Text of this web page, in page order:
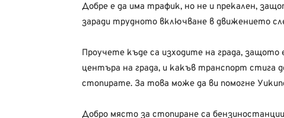
Добре е да има трафик, но не и прекален,
заради трудното включване в движението
Проучете къде са изходите на града,
центъра на града, и какъв транспорт стига
стопирате. За това може да ви помогне
Добро място за стопиране са